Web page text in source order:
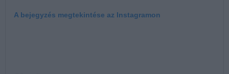
A bejegyzés megtekintése az Instagramon